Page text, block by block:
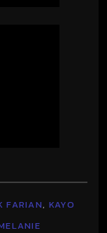
FARIAN, KAYO